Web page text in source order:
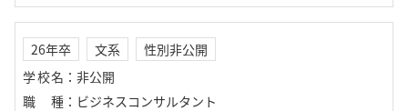
26年卒 文系
性別非公開
学校名 ： 非公開
職種 ： ビジネスコンサルタント